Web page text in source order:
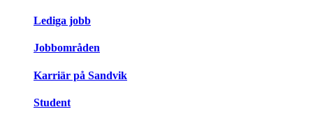
Lediga jobb
Jobbområden
Karriär på Sandvik
Student